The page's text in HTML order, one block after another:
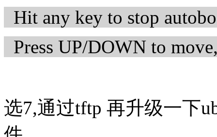
Hit any key to stop
Press UP/DOWN to
选7,通过tftp 再升级一下